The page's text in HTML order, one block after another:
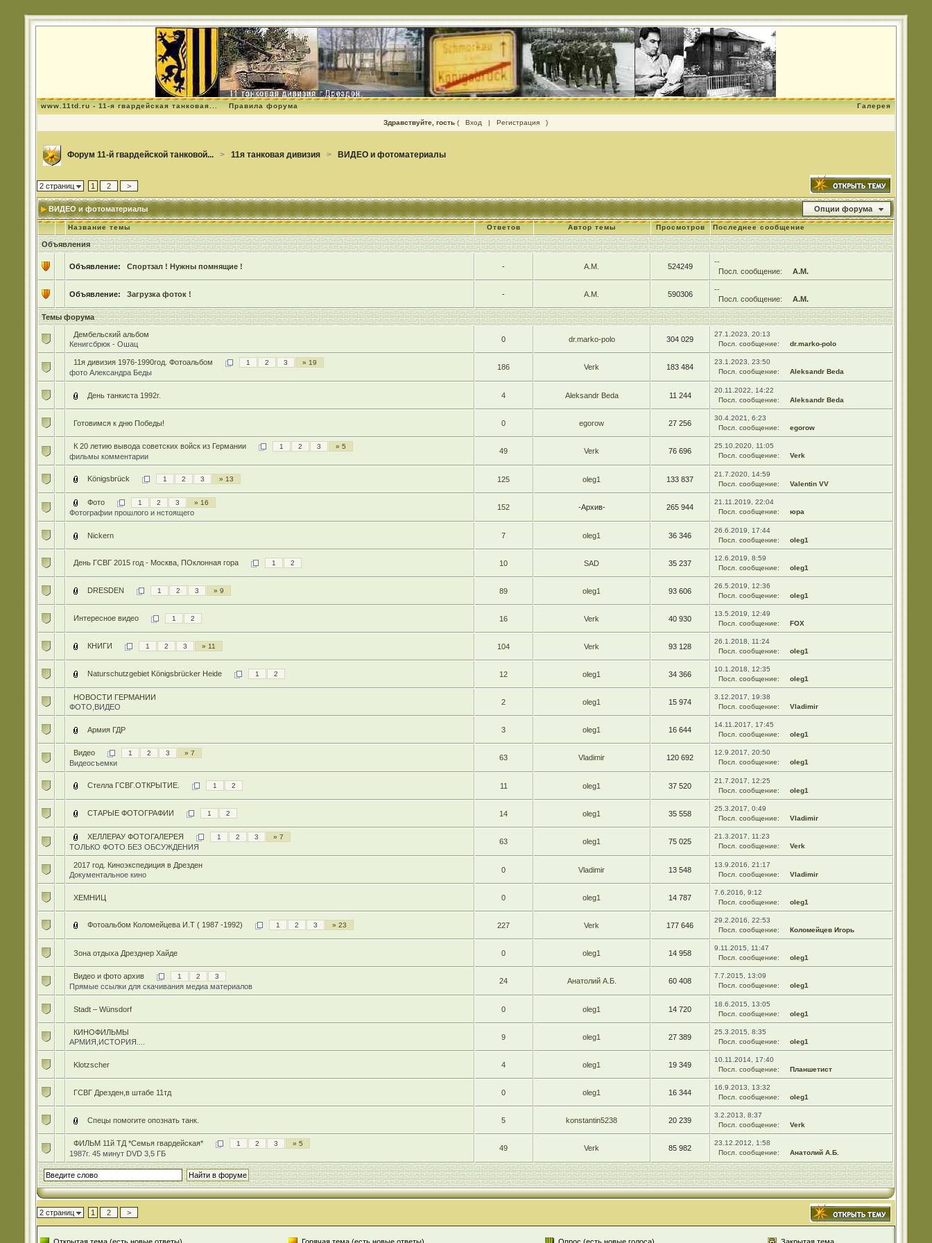
www.11td.ru - 11-я гвардейская танковая... Правила форума Галерея
Здравствуйте, гость ( Вход | Регистрация )
Форум 11-й гвардейской танковой... > 11я танковая дивизия > ВИДЕО и фотоматериалы
2 страниц 1 2 >
ВИДЕО и фотоматериалы Опции форума
Название темы Ответов Автор темы Просмотров Последнее сообщение
Объявления
Объявление: Спортзал ! Нужны помнящие ! - А.М. 524249
--
Посл. сообщение:
А.М.
Объявление: Загрузка фоток ! - А.М. 590306
--
Посл. сообщение:
А.М.
Темы форума
Дембельский альбом
Кенигсбрюк - Ошац
0 dr.marko-polo 304 029
27.1.2023, 20:13
Посл. сообщение:
dr.marko-polo
11я дивизия 1976-1990год. Фотоальбом 1 2 3 » 19
фото Александра Беды
186 Verk 183 484
23.1.2023, 23:50
Посл. сообщение:
Aleksandr Beda
День танкиста 1992г. 4 Aleksandr Beda 11 244
20.11.2022, 14:22
Посл. сообщение:
Aleksandr Beda
Готовимся к дню Победы! 0 egorow 27 256
30.4.2021, 6:23
Посл. сообщение:
egorow
К 20 летию вывода советских войск из Германии 1 2 3 » 5
фильмы комментарии
49 Verk 76 696
25.10.2020, 11:05
Посл. сообщение:
Verk
Königsbrück 1 2 3 » 13 125 oleg1 133 837
21.7.2020, 14:59
Посл. сообщение:
Valentin VV
Фото 1 2 3 » 16
Фотографии прошлого и нстоящего
152 -Архив- 265 944
21.11.2019, 22:04
Посл. сообщение:
юра
Nickern 7 oleg1 36 346
26.6.2019, 17:44
Посл. сообщение:
oleg1
День ГСВГ 2015 год - Москва, ПОклонная гора 1 2 10 SAD 35 237
12.6.2019, 8:59
Посл. сообщение:
oleg1
DRESDEN 1 2 3 » 9 89 oleg1 93 606
26.5.2019, 12:36
Посл. сообщение:
oleg1
Интересное видео 1 2 16 Verk 40 930
13.5.2019, 12:49
Посл. сообщение:
FOX
КНИГИ 1 2 3 » 11 104 Verk 93 128
26.1.2018, 11:24
Посл. сообщение:
oleg1
Naturschutzgebiet Königsbrücker Heide 1 2 12 oleg1 34 366
10.1.2018, 12:35
Посл. сообщение:
oleg1
НОВОСТИ ГЕРМАНИИ
ФОТО,ВИДЕО
2 oleg1 15 974
3.12.2017, 19:38
Посл. сообщение:
Vladimir
Армия ГДР 3 oleg1 16 644
14.11.2017, 17:45
Посл. сообщение:
oleg1
Видео 1 2 3 » 7
Видеосъемки
63 Vladimir 120 692
12.9.2017, 20:50
Посл. сообщение:
oleg1
Стелла ГСВГ.ОТКРЫТИЕ. 1 2 11 oleg1 37 520
21.7.2017, 12:25
Посл. сообщение:
oleg1
СТАРЫЕ ФОТОГРАФИИ 1 2 14 oleg1 35 558
25.3.2017, 0:49
Посл. сообщение:
Vladimir
ХЕЛЛЕРАУ ФОТОГАЛЕРЕЯ 1 2 3 » 7
ТОЛЬКО ФОТО БЕЗ ОБСУЖДЕНИЯ
63 oleg1 75 025
21.3.2017, 11:23
Посл. сообщение:
Verk
2017 год. Киноэкспедиция в Дрезден
Документальное кино
0 Vladimir 13 548
13.9.2016, 21:17
Посл. сообщение:
Vladimir
ХЕМНИЦ 0 oleg1 14 787
7.6.2016, 9:12
Посл. сообщение:
oleg1
Фотоальбом Коломейцева И.Т ( 1987 -1992) 1 2 3 » 23 227 Verk 177 646
29.2.2016, 22:53
Посл. сообщение:
Коломейцев Игорь
Зона отдыха Дрезднер Хайде 0 oleg1 14 958
9.11.2015, 11:47
Посл. сообщение:
oleg1
Видео и фото архив 1 2 3
Прямые ссылки для скачивания медиа материалов
24 Анатолий А.Б. 60 408
7.7.2015, 13:09
Посл. сообщение:
oleg1
Stadt – Wünsdorf 0 oleg1 14 720
18.6.2015, 13:05
Посл. сообщение:
oleg1
КИНОФИЛЬМЫ
АРМИЯ,ИСТОРИЯ....
9 oleg1 27 389
25.3.2015, 8:35
Посл. сообщение:
oleg1
Klotzscher 4 oleg1 19 349
10.11.2014, 17:40
Посл. сообщение:
Планшетист
ГСВГ Дрезден,в штабе 11тд 0 oleg1 16 344
16.9.2013, 13:32
Посл. сообщение:
oleg1
Спецы помогите опознать танк. 5 konstantin5238 20 239
3.2.2013, 8:37
Посл. сообщение:
Verk
ФИЛЬМ 11й ТД *Семья гвардейская* 1 2 3 » 5
1987г. 45 минут DVD 3,5 ГБ
49 Verk 85 982
23.12.2012, 1:58
Посл. сообщение:
Анатолий А.Б.
2 страниц 1 2 >